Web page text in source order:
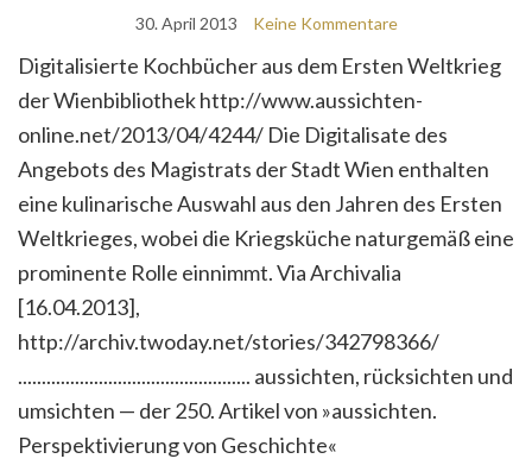
30. April 2013 Keine Kommentare
Digitalisierte Kochbücher aus dem Ersten Weltkrieg
der Wienbibliothek http://www.aussichten-
online.net/2013/04/4244/ Die Digitalisate des
Angebots des Magistrats der Stadt Wien enthalten
eine kulinarische Auswahl aus den Jahren des Ersten
Weltkrieges, wobei die Kriegsküche naturgemäß eine
prominente Rolle einnimmt. Via Archivalia
[16.04.2013],
http://archiv.twoday.net/stories/342798366/
................................................. aussichten, rücksichten und
umsichten — der 250. Arti­kel von »aussichten.
Perspektivierung von Geschichte«